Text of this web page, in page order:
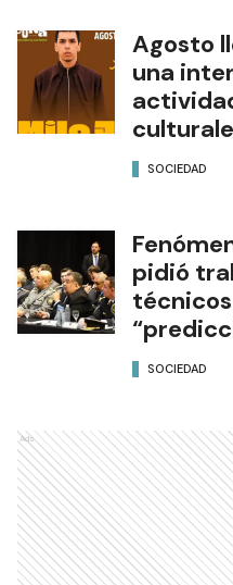
Agosto
una
SOCIEDAD
pidió
SOCIEDAD
Ads